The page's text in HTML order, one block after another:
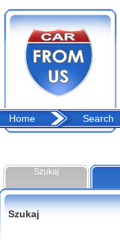
Home Search
Szukaj
Szukaj